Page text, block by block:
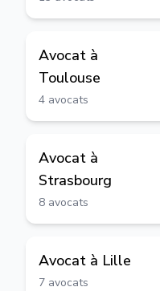
Avocat à
Toulouse
4 avocats
Avocat à
Strasbourg
8 avocats
Avocat à Lille
7 avocats